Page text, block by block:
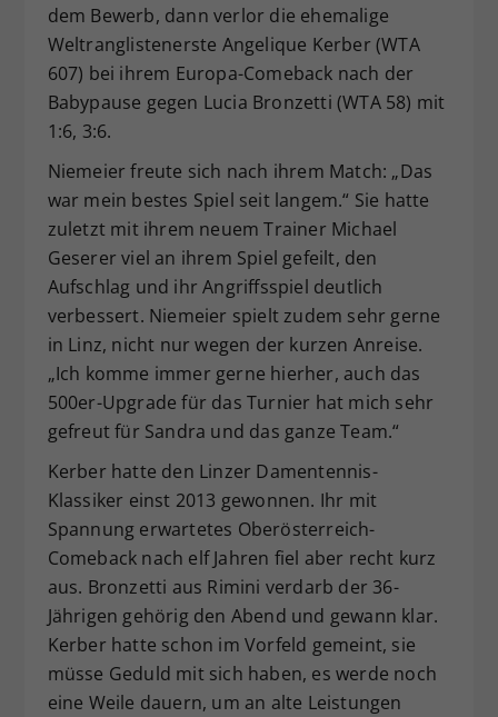
dem Bewerb, dann verlor die ehemalige
Weltranglistenerste Angelique Kerber (WTA
607) bei ihrem Europa-Comeback nach der
Babypause gegen Lucia Bronzetti (WTA 58) mit
1:6, 3:6.
Niemeier freute sich nach ihrem Match: „Das
war mein bestes Spiel seit langem.“ Sie hatte
zuletzt mit ihrem neuem Trainer Michael
Geserer viel an ihrem Spiel gefeilt, den
Aufschlag und ihr Angriffsspiel deutlich
verbessert. Niemeier spielt zudem sehr gerne
in Linz, nicht nur wegen der kurzen Anreise.
„Ich komme immer gerne hierher, auch das
500er-Upgrade für das Turnier hat mich sehr
gefreut für Sandra und das ganze Team.“
Kerber hatte den Linzer Damentennis-
Klassiker einst 2013 gewonnen. Ihr mit
Spannung erwartetes Oberösterreich-
Comeback nach elf Jahren fiel aber recht kurz
aus. Bronzetti aus Rimini verdarb der 36-
Jährigen gehörig den Abend und gewann klar.
Kerber hatte schon im Vorfeld gemeint, sie
müsse Geduld mit sich haben, es werde noch
eine Weile dauern, um an alte Leistungen